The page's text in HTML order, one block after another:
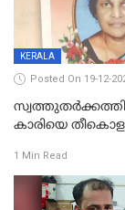
KERALA
Posted On 19-12-
കാരിയെ തീകൊളുത്തി
സഹോദരിപുത്രന്
1 Min Read